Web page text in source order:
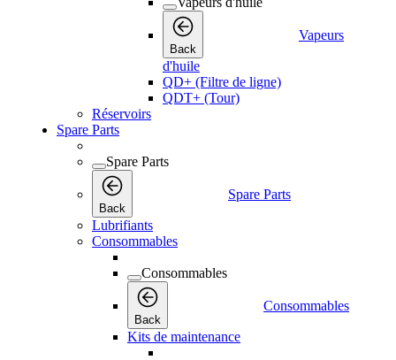
Back
Vapeurs
d'huile
QD+ (Filtre de ligne)
QDT+ (Tour)
Réservoirs
Spare Parts
Spare Parts
Back
Spare Parts
Lubrifiants
Consommables
Consommables
Back
Consommables
Kits de maintenance